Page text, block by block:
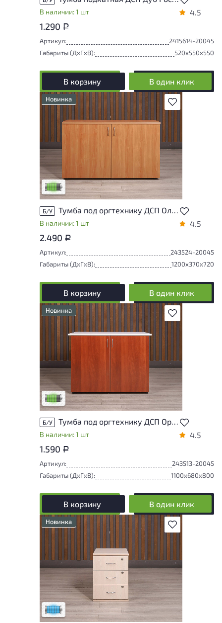
В наличии: 1 шт 4.5
1.290 Р
Артикул:
2415614-20045
Габариты (ДxГxВ):
520x550x550
В корзину В один клик
В избранное
Новинка
У товара присутствуют незначительные
Низкая степень износа
Б/У
В наличии: 1 шт 4.5
2.490 Р
Артикул:
243524-20045
Габариты (ДxГxВ):
1200x370x720
В корзину В один клик
В избранное
Новинка
У товара присутствуют незначительные
следы эксплуатации, не влияющие на
удобство его использования
Низкая степень износа
Б/У
В наличии: 1 шт 4.5
1.590 Р
Артикул:
243513-20045
Габариты (ДxГxВ):
1100x680x800
В корзину В один клик
В избранное
Новинка
Состояние товара приближено к новому,
могут присутствовать незначительные
следы эксплуатации
Низкая степень износа